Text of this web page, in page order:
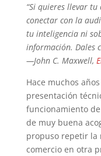
“Si quieres llevar
conectar con la
tu inteligencia ni
información. Dales
—John C. Maxwell,
Hace muchos
presentación
funcionamiento
de muy buena
propuso repetir la
comercio en otra